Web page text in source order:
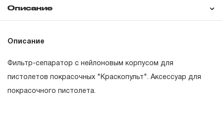
Описание
Описание
Фильтр-сепаратор с нейлоновым корпусом для
пистолетов покрасочных "Краскопульт". Аксессуар для
покрасочного пистолета.
Понятие «ПОЖИЗНЕННАЯ ГАРАНТИЯ».